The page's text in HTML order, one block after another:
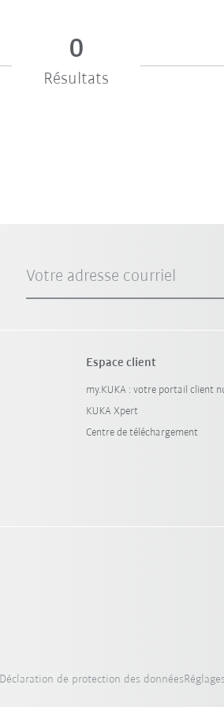
0
Résultats
Votre adresse courriel
Espace client
my.KUKA : votre portail client
KUKA Xpert
Centre de téléchargement
Déclaration de protection des données